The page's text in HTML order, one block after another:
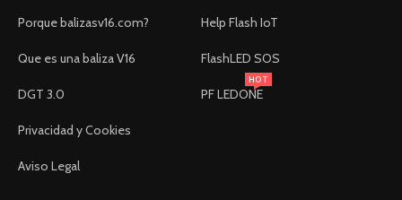
Porque balizasv16.com?
Que es una baliza V16
DGT 3.0
Privacidad y Cookies
Aviso Legal
Help Flash IoT
FlashLED SOS
PF LEDONE
HOT